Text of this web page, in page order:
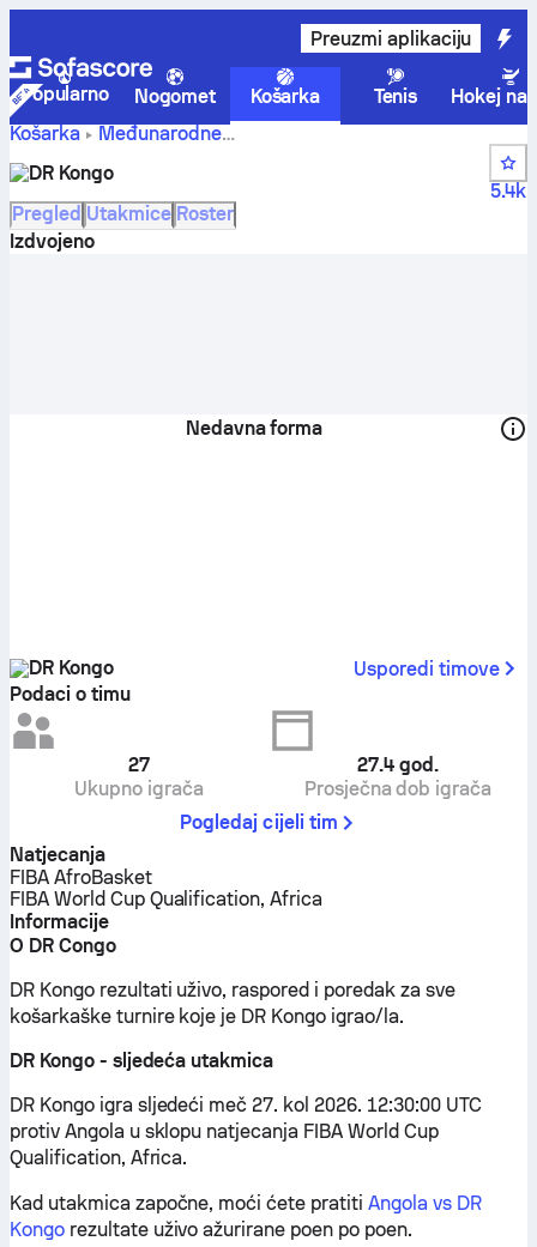
Preuzmi aplikaciju
Popularno Nogomet Košarka Tenis
Hokej na
Košarka
Međunarodne
rezultati, tablice, raspored i igrači
DR Kongo
5.4k
Pregled Utakmice Roster
Izdvojeno
Nedavna forma
DR Kongo
Usporedi timove
Podaci o timu
27
Ukupno igrača
27.4 god.
Prosječna dob igrača
Pogledaj cijeli tim
Natjecanja
FIBA AfroBasket
FIBA World Cup Qualification, Africa
Informacije
O DR Congo
DR Kongo rezultati uživo, raspored i poredak za sve
košarkaške turnire koje je DR Kongo igrao/la.
DR Kongo - sljedeća utakmica
DR Kongo igra sljedeći meč 27. kol 2026. 12:30:00 UTC
protiv Angola u sklopu natjecanja FIBA World Cup
Qualification, Africa.
Kad utakmica započne, moći ćete pratiti Angola vs DR
Kongorezultate uživo ažurirane poen po poen.